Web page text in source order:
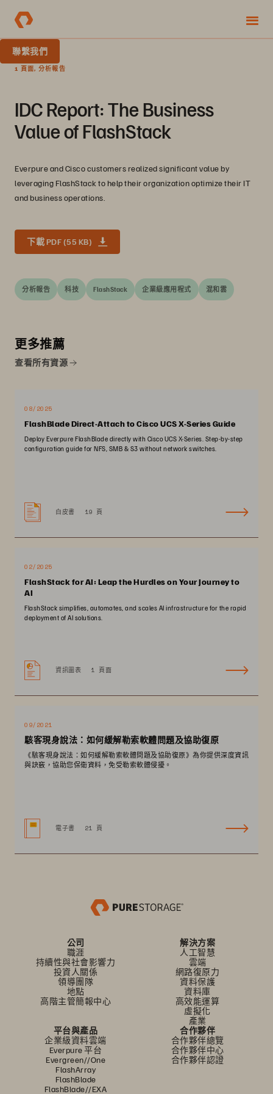
聯繫我們
1 頁面, 分析報告
IDC Report: The Business
Value of FlashStack
Everpure and Cisco customers realized significant value by
leveraging FlashStack to help their organization optimize their IT
and business operations.
下載 PDF (55 KB)
分析報告 科技 FlashStack 企業級應用程式 混和雲
更多推薦
查看所有資源
08/2025
FlashBlade Direct-Attach to Cisco UCS X-Series Guide
Deploy Everpure FlashBlade directly with Cisco UCS X-Series. Step-by-step
configuration guide for NFS, SMB & S3 without network switches.
白皮書 19 頁
02/2025
FlashStack for AI: Leap the Hurdles on Your Journey to
AI
FlashStack simplifies, automates, and scales AI infrastructure for the rapid
deployment of AI solutions.
資訊圖表 1 頁面
09/2021
駭客現身說法：如何緩解勒索軟體問題及協助復原
《駭客現身說法：如何緩解勒索軟體問題及協助復原》為你提供深度資訊
與訣竅，協助您保衛資料，免受勒索軟體侵擾。
電子書 21 頁
公司
職涯
持續性與社會影響力
投資人關係
領導團隊
地點
高階主管簡報中心
解決方案
人工智慧
雲端
網路復原力
資料保護
資料庫
高效能運算
虛擬化
產業
平台與產品
企業級資料雲端
Everpure 平台
Evergreen//One
FlashArray
FlashBlade
FlashBlade//EXA
合作夥伴
合作夥伴總覽
合作夥伴中心
合作夥伴認證